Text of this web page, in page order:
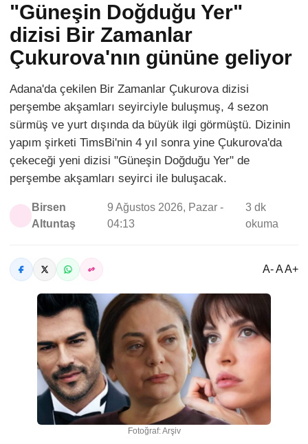
"Güneşin Doğduğu Yer"
dizisi Bir Zamanlar
Çukurova'nın gününe geliyor
Adana'da çekilen Bir Zamanlar Çukurova dizisi
perşembe akşamları seyirciyle buluşmuş, 4 sezon
sürmüş ve yurt dışında da büyük ilgi görmüştü. Dizinin
yapım şirketi TimsBi'nin 4 yıl sonra yine Çukurova'da
çekeceği yeni dizisi "Güneşin Doğduğu Yer" de
perşembe akşamları seyirci ile buluşacak.
Birsen
Altuntaş
9 Ağustos 2026, Pazar -
04:13
3 dk
okuma
A- A A+
Fotoğraf: Arşiv